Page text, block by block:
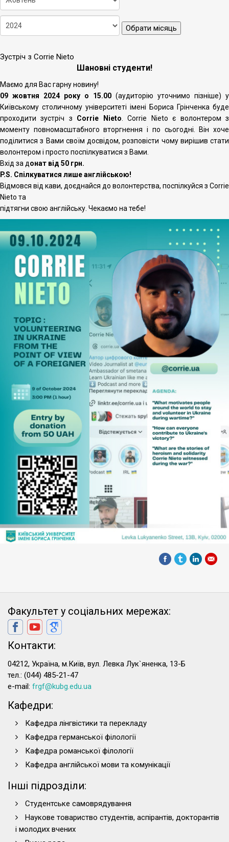
Обрати місяць
Зустріч з Corrie Nieto
Шановні студенти!
Маємо для Вас гарну новину!
09 жовтня 2024 року о 15.00 (аудиторію уточнимо пізніше) у
Київському столичному університеті імені Бориса Грінченка буде
проходити зустріч з Corrie Nieto . Corrie Nieto є волонтером з
моменту повномасштабного вторгнення і по сьогодні. Він хоче
поділитися з Вами своїм досвідом, розповісти чому вирішив стати
волонтером і просто поспілкуватися з Вами.
Вхід за донат від 50 грн.
P.S. Спілкуватися лише англійською!
Відмовся від кави, доєднайся до волонтерства, поспілкуйся з Corrie
Nieto та
підтягни свою англійську. Чекаємо на тебе!
Факультет у соціальних мережах:
Контакти:
04212, Україна, м.Київ, вул. Левка Лук`яненка, 13-Б
тел.: (044) 485-21-47
e-mail: frgf@kubg.edu.ua
Кафедри:
Кафедра лінгвістики та перекладу
Кафедра германської філології
Кафедра романської філології
Кафедра англійської мови та комунікації
Інші підрозділи:
Студентське самоврядування
Наукове товариство студентів, аспірантів, докторантів
і молодих вчених